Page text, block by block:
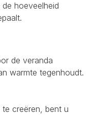
hoeveelheid
de veranda
warmte tegenhoudt.
creëren, bent u